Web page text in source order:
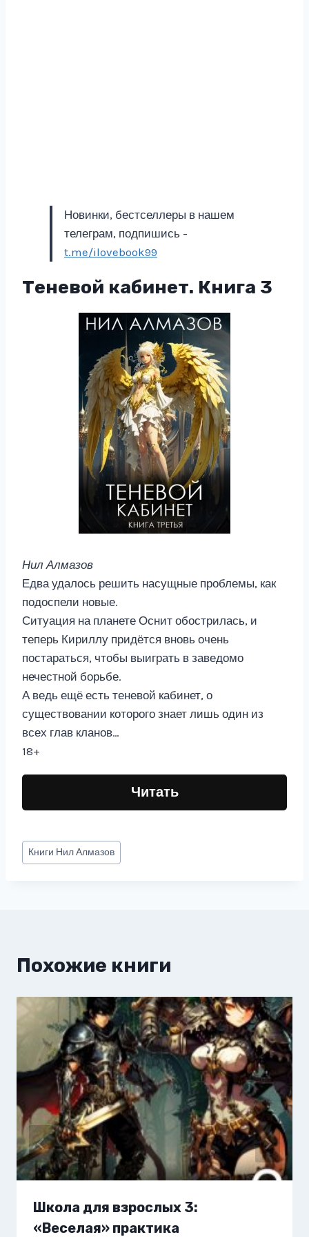
Новинки, бестселлеры в нашем
телеграм, подпишись -
t.me/ilovebook99
Теневой кабинет. Книга 3
Нил Алмазов
Едва удалось решить насущные проблемы, как
подоспели новые.
Ситуация на планете Оснит обострилась, и
теперь Кириллу придётся вновь очень
постараться, чтобы выиграть в заведомо
нечестной борьбе.
А ведь ещё есть теневой кабинет, о
существовании которого знает лишь один из
всех глав кланов…
18+
Читать
Метки
записи:
Книги Нил Алмазов
Похожие книги
Школа для взрослых 3:
«Веселая» практика